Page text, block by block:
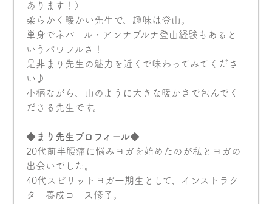
あります！）
柔らかく暖かい先生で、趣味は登山。
単身でネパール・アンナプルナ登山経験もあると
いうパワフルさ！
是非まり先生の魅力を近くで味わってみてくださ
い♪
小柄ながら、山のように大きな暖かさで包んでく
ださる先生です。
◆まり先生プロフィール◆
20代前半腰痛に悩みヨガを始めたのが私とヨガの
出会いでした。
40代スピリットヨガ一期生として、インストラク
ター養成コース修了。